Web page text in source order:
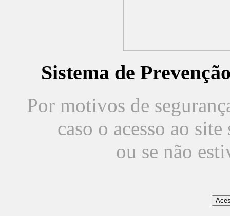
Sistema de
Por motivos de
caso o acesso ao
ou se não